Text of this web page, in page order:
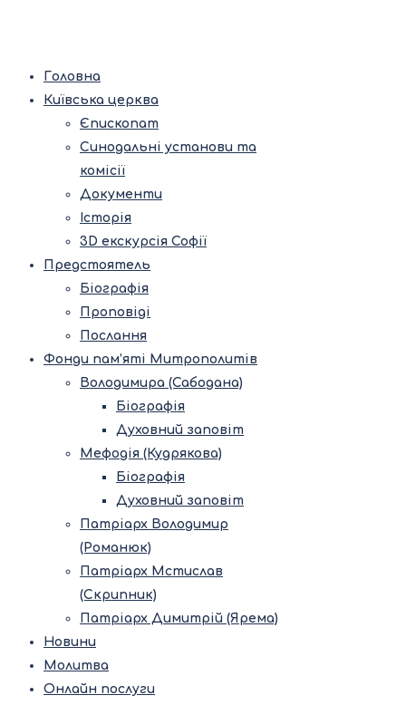
Головна
Київська церква
Єпископат
Синодальні установи та
комісії
Документи
Історія
3D екскурсія Софії
Предстоятель
Біографія
Проповіді
Послання
Фонди пам’яті Митрополитів
Володимира (Сабодана)
Біографія
Духовний заповіт
Мефодія (Кудрякова)
Біографія
Духовний заповіт
Патріарх Володимир
(Романюк)
Патріарх Мстислав
(Скрипник)
Патріарх Димитрій (Ярема)
Новини
Молитва
Онлайн послуги